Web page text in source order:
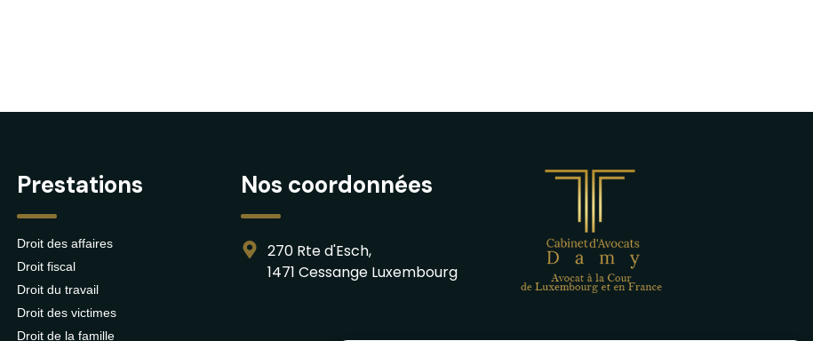
Prestations
Droit des affaires
Droit fiscal
Droit du travail
Droit des victimes
Droit de la famille
Nos coordonnées
270 Rte d'Esch,
1471 Cessange Luxembourg